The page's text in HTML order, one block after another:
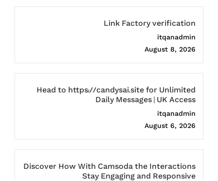
Link Factory verification
itqanadmin
August 8, 2026
Head to https://candysai.site for Unlimited
Daily Messages | UK Access
itqanadmin
August 6, 2026
Discover How With Camsoda the Interactions
Stay Engaging and Responsive